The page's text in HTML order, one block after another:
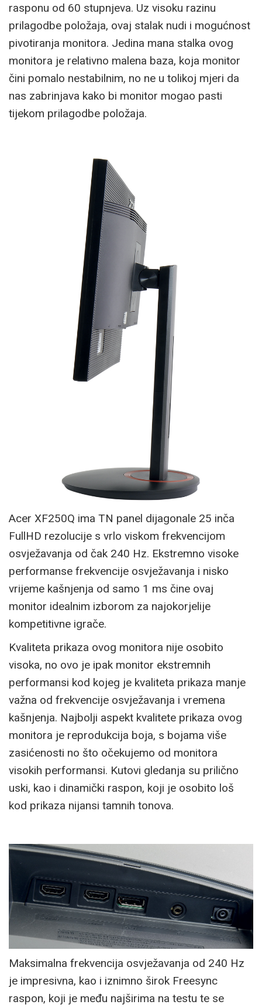
rasponu od 60 stupnjeva. Uz visoku razinu
prilagodbe položaja, ovaj stalak nudi i mogućnost
pivotiranja monitora. Jedina mana stalka ovog
monitora je relativno malena baza, koja monitor
čini pomalo nestabilnim, no ne u tolikoj mjeri da
nas zabrinjava kako bi monitor mogao pasti
tijekom prilagodbe položaja.
Acer XF250Q ima TN panel dijagonale 25 inča
FullHD rezolucije s vrlo viskom frekvencijom
osvježavanja od čak 240 Hz. Ekstremno visoke
performanse frekvencije osvježavanja i nisko
vrijeme kašnjenja od samo 1 ms čine ovaj
monitor idealnim izborom za najokorjelije
kompetitivne igrače.
Kvaliteta prikaza ovog monitora nije osobito
visoka, no ovo je ipak monitor ekstremnih
performansi kod kojeg je kvaliteta prikaza manje
važna od frekvencije osvježavanja i vremena
kašnjenja. Najbolji aspekt kvalitete prikaza ovog
monitora je reprodukcija boja, s bojama više
zasićenosti no što očekujemo od monitora
visokih performansi. Kutovi gledanja su prilično
uski, kao i dinamički raspon, koji je osobito loš
kod prikaza nijansi tamnih tonova.
Maksimalna frekvencija osvježavanja od 240 Hz
je impresivna, kao i iznimno širok Freesync
raspon, koji je među najširima na testu te se